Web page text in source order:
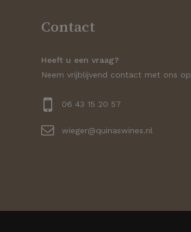
Contact
Heeft u een vraag?
Neem vrijblijvend contact met ons op
06 43 15 20 57
wieger@quinaswines.nl